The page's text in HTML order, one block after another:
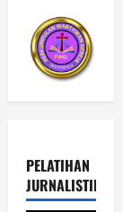
PELATIHAN
JURNALISTIK